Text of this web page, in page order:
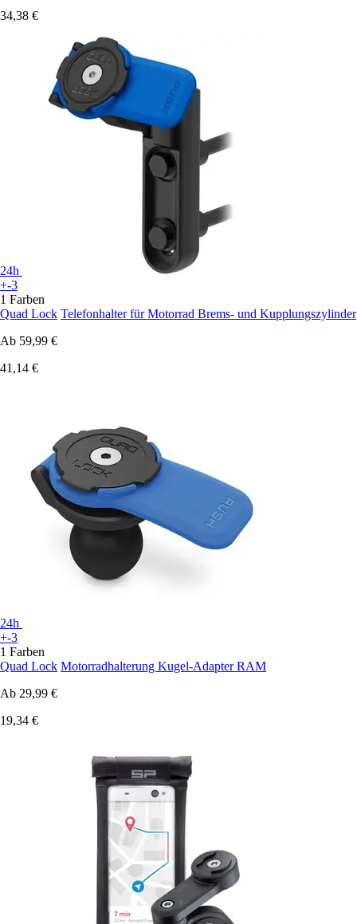
34,38 €
24h
+-3
1 Farben
Quad Lock Telefonhalter für Motorrad Brems- und Kupplungszylinder
Ab 59,99 €
41,14 €
24h
+-3
1 Farben
Quad Lock Motorradhalterung Kugel-Adapter RAM
Ab 29,99 €
19,34 €